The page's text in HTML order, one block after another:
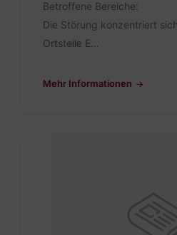
Betroffene Bereiche:
Die Störung konzentriert
Ortsteile E…
Mehr Informationen